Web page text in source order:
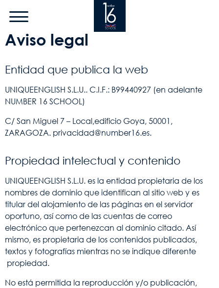
Pasar al contenido principal
Aviso legal
Entidad que publica la web
UNIQUEENGLISH S.L.U.. C.I.F.: B99440927 (en adelante
NUMBER 16 SCHOOL)
C/ San Miguel 7 – Local,edificio Goya, 50001,
ZARAGOZA. privacidad@number16.es.
Propiedad intelectual y contenido
UNIQUEENGLISH S.L.U. es la entidad propietaria de los
nombres de dominio que identifican al sitio web y es
titular del alojamiento de las páginas en el servidor
oportuno, así como de las cuentas de correo
electrónico que pertenezcan al dominio citado. Así
mismo, es propietaria de los contenidos publicados,
textos y fotografías mientras no se indique diferente
propiedad.
No está permitida la reproducción y/o publicación,